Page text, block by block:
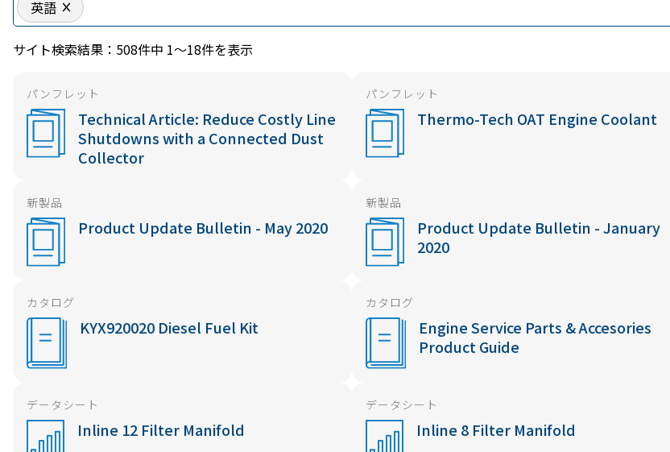
英語
サイト検索結果：508件中 1～18件を表示
パンフレット
Technical Article: Reduce Costly Line
Shutdowns with a Connected Dust
Collector
パンフレット
Thermo-Tech OAT Engine Coolant
新製品
Product Update Bulletin - May 2020
新製品
Product Update Bulletin - January
2020
カタログ
KYX920020 Diesel Fuel Kit
カタログ
Engine Service Parts & Accesories
Product Guide
データシート
Inline 12 Filter Manifold
データシート
Inline 8 Filter Manifold